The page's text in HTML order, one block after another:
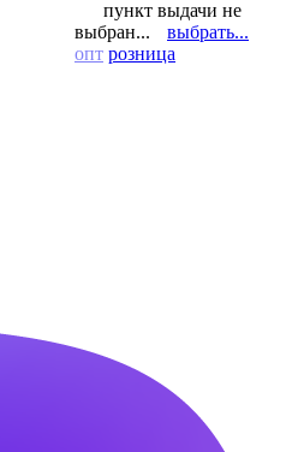
пункт выдачи не
выбран...
выбрать...
опт розница